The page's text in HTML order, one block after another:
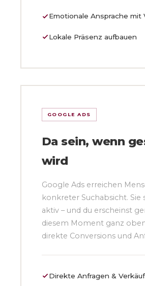
Emotionale Ansprache mit
Lokale Präsenz aufbauen
GOOGLE ADS
Da sein, wenn
wird
Google Ads erreichen
konkreter Suchabsicht. Sie
aktiv – und du erscheinst
diesem Moment ganz
direkte Conversions und
Direkte Anfragen &